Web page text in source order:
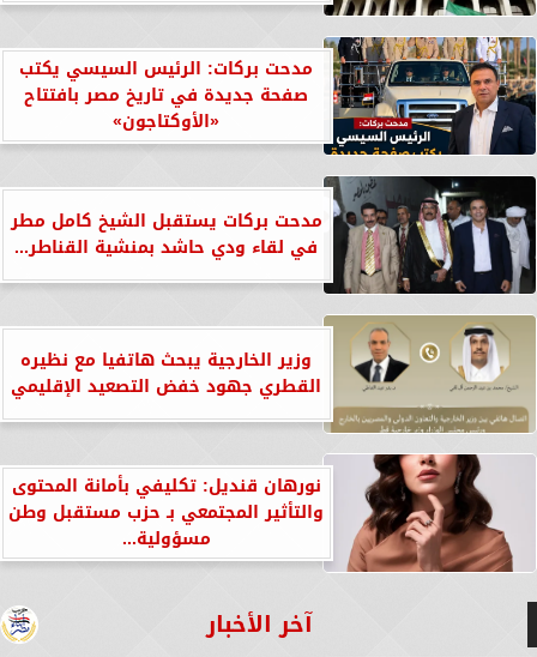
مدحت بركات: الرئيس السيسي يكتب
صفحة جديدة في تاريخ مصر بافتتاح
«الأوكتاجون»
مدحت بركات يستقبل الشيخ كامل مطر
في لقاء ودي حاشد بمنشية القناطر...
وزير الخارجية يبحث هاتفيا مع نظيره
القطري جهود خفض التصعيد الإقليمي
نورهان قنديل: تكليفي بأمانة المحتوى
والتأثير المجتمعي بـ حزب مستقبل وطن
مسؤولية...
آخر الأخبار